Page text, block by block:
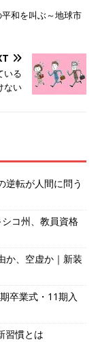
和を叫ぶ～地球市
いる
ない
逆転が人間に問う
コ州、教員資格
か、空虚か｜新装
卒業式・11期入
習慣とは